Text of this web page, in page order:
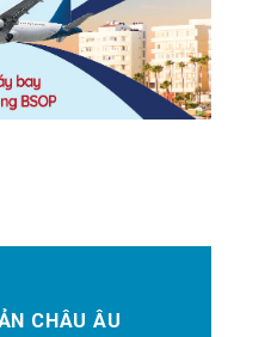
CHÂU ÂU